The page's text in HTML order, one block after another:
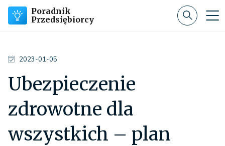
Poradnik
Przedsiębiorcy
2023-01-05
Ubezpieczenie
zdrowotne dla
wszystkich – plan